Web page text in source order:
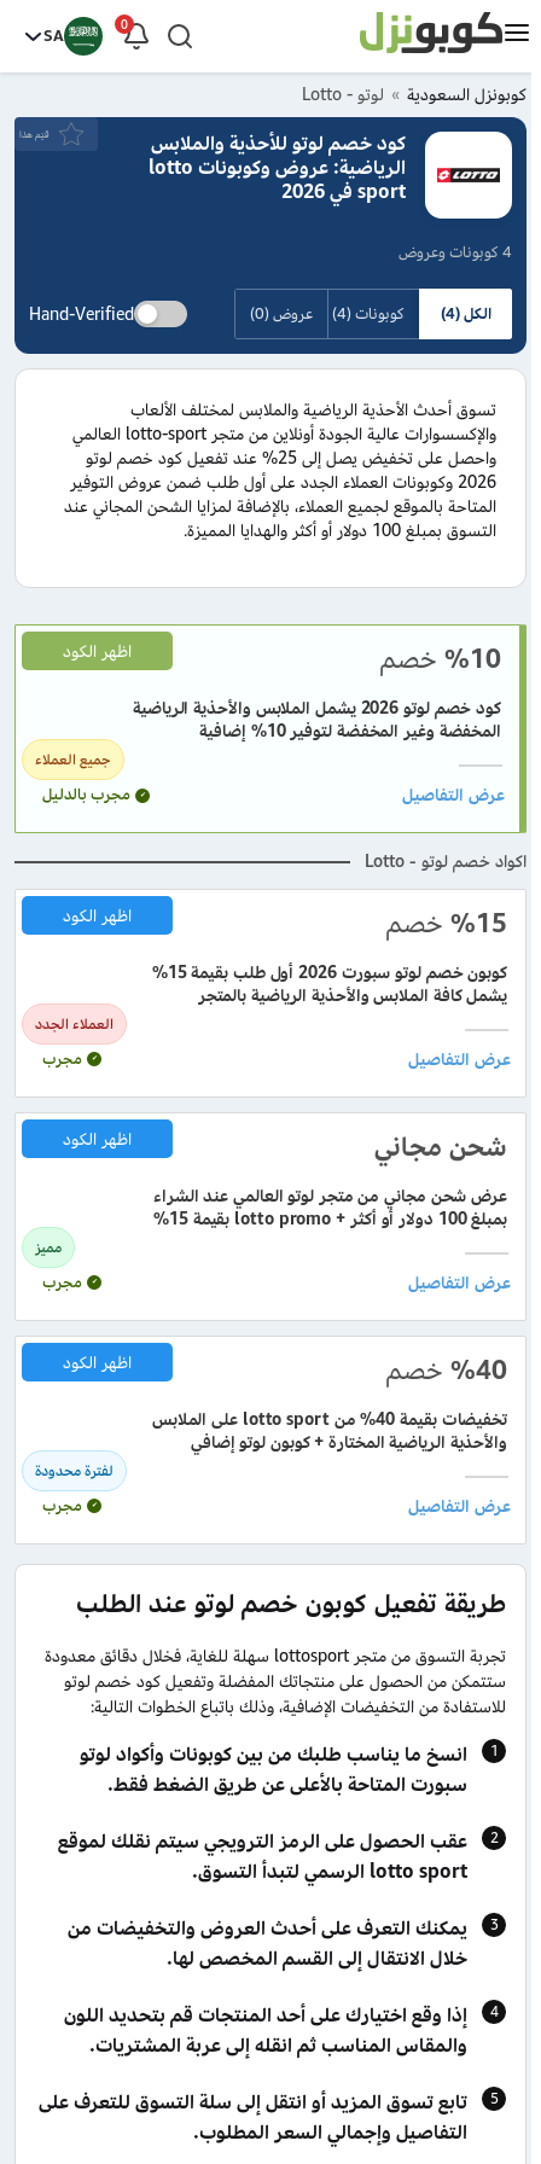
0
SA
كوبونزل السعودية لوتو - Lotto
كود خصم لوتو للأحذية والملابس
الرياضية: عروض وكوبونات lotto
sport في 2026
4 كوبونات وعروض
قيَم هذا
الكل (4) كوبونات (4) عروض (0) Hand-Verified
تسوق أحدث الأحذية الرياضية والملابس لمختلف الألعاب
والإكسسوارات عالية الجودة أونلاين من متجر lotto-sport العالمي
واحصل على تخفيض يصل إلى 25% عند تفعيل كود خصم لوتو
2026 وكوبونات العملاء الجدد على أول طلب ضمن عروض التوفير
المتاحة بالموقع لجميع العملاء، بالإضافة لمزايا الشحن المجاني عند
التسوق بمبلغ 100 دولار أو أكثر والهدايا المميزة.
%10 خصم
جميع العملاء
كود خصم لوتو 2026 يشمل الملابس والأحذية الرياضية
المخفضة وغير المخفضة لتوفير 10% إضافية
اظهر الكود
مجرب بالدليل
اكواد خصم لوتو - Lotto
%15 خصم
العملاء الجدد
كوبون خصم لوتو سبورت 2026 أول طلب بقيمة 15%
يشمل كافة الملابس والأحذية الرياضية بالمتجر
اظهر الكود
مجرب
شحن مجاني
مميز
عرض شحن مجاني من متجر لوتو العالمي عند الشراء
بمبلغ 100 دولار أو أكثر + lotto promo بقيمة 15%
اظهر الكود
مجرب
%40 خصم
لفترة محدودة
تخفيضات بقيمة 40% من lotto sport على الملابس
والأحذية الرياضية المختارة + كوبون لوتو إضافي
اظهر الكود
مجرب
طريقة تفعيل كوبون خصم لوتو عند الطلب
تجربة التسوق من متجر lottosport سهلة للغاية، فخلال دقائق معدودة
ستتمكن من الحصول على منتجاتك المفضلة وتفعيل كود خصم لوتو
للاستفادة من التخفيضات الإضافية، وذلك باتباع الخطوات التالية:
انسخ ما يناسب طلبك من بين كوبونات وأكواد لوتو
سبورت المتاحة بالأعلى عن طريق الضغط فقط.
عقب الحصول على الرمز الترويجي سيتم نقلك لموقع
lotto sport الرسمي لتبدأ التسوق.
يمكنك التعرف على أحدث العروض والتخفيضات من
خلال الانتقال إلى القسم المخصص لها.
إذا وقع اختيارك على أحد المنتجات قم بتحديد اللون
والمقاس المناسب ثم انقله إلى عربة المشتريات.
تابع تسوق المزيد أو انتقل إلى سلة التسوق للتعرف على
التفاصيل وإجمالي السعر المطلوب.